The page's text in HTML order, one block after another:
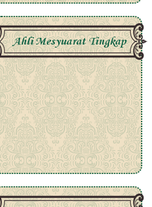
Ahli Mesyuarat Tingkap